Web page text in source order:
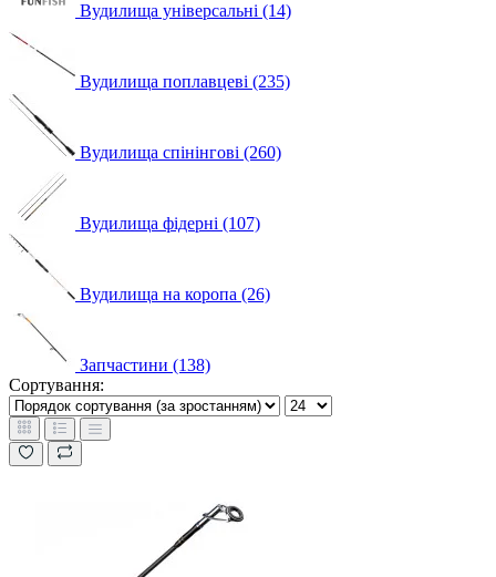
Вудилища універсальні (14)
Вудилища поплавцеві (235)
Вудилища спінінгові (260)
Вудилища фідерні (107)
Вудилища на коропа (26)
Запчастини (138)
Сортування: